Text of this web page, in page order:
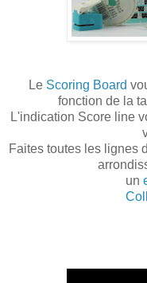
Le Scoring Board
fonction de la
L'indication Score line
Faites toutes les lignes
un